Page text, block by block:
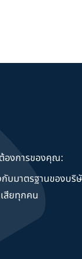
องการของคุณ:
บมาตรฐานของบริ
สียทุกคน